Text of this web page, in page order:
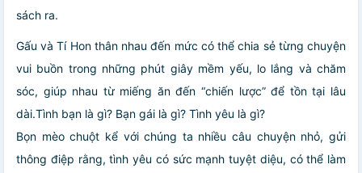
sách ra.
Gấu và Tí Hon thân nhau đến mức có thể chia sẻ từng chuyện
vui buồn trong những phút giây mềm yếu, lo lắng và chăm
sóc, giúp nhau từ miếng ăn đến “chiến lược” để tồn tại lâu
dài.Tình bạn là gì? Bạn gái là gì? Tình yêu là gì?
Bọn mèo chuột kể với chúng ta nhiều câu chuyện nhỏ, gửi
thông điệp rằng, tình yêu có sức mạnh tuyệt diệu, có thể làm